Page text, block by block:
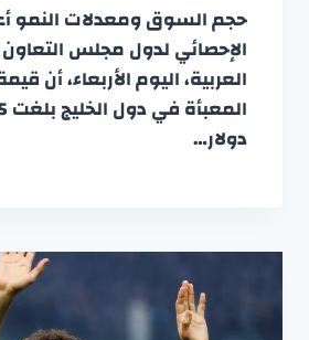
حجم السوق ومعدلات النمو
الإحصائي لدول مجلس التعاون
العربية، اليوم الأربعاء، أن
دولار…